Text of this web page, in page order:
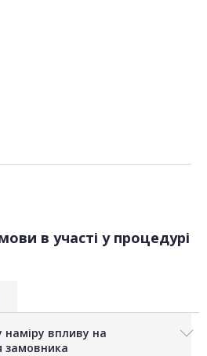
в участі у процедурі
наміру впливу на
замовника